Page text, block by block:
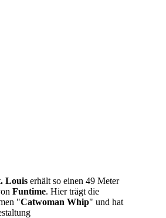
Louis erhält so einen 49 Meter
Funtime. Hier trägt die
"Catwoman Whip" und hat